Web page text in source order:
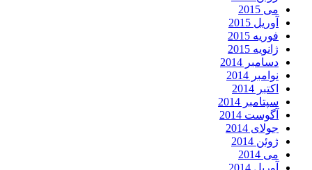
می 2015
آوریل 2015
فوریه 2015
ژانویه 2015
دسامبر 2014
نوامبر 2014
اکتبر 2014
سپتامبر 2014
آگوست 2014
جولای 2014
ژوئن 2014
می 2014